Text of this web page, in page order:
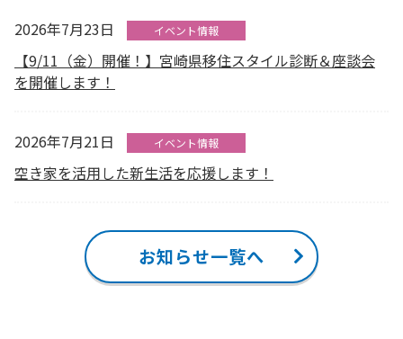
2026年7月23日 イベント情報
【9/11（金）開催！】宮崎県移住スタイル診断＆座談会
を開催します！
2026年7月21日 イベント情報
空き家を活用した新生活を応援します！
お知らせ一覧へ